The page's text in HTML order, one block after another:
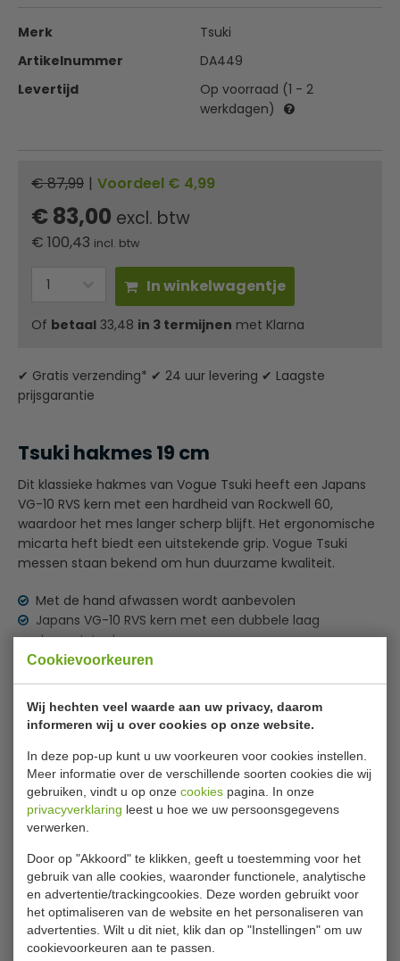
Cookievoorkeuren
Wij hechten veel waarde aan uw privacy, daarom
informeren wij u over cookies op onze website.
In deze pop-up kunt u uw voorkeuren voor cookies instellen.
Meer informatie over de verschillende soorten cookies die wij
gebruiken, vindt u op onze cookies pagina. In onze
privacyverklaring leest u hoe we uw persoonsgegevens
verwerken.
Door op "Akkoord" te klikken, geeft u toestemming voor het
gebruik van alle cookies, waaronder functionele, analytische
en advertentie/trackingcookies. Deze worden gebruikt voor
het optimaliseren van de website en het personaliseren van
advertenties. Wilt u dit niet, klik dan op "Instellingen" om uw
cookievoorkeuren aan te passen.
Merk
Tsuki
Artikelnummer
DA449
Levertijd
Op voorraad (1 - 2
werkdagen)
€ 87,99 | Voordeel € 4,99
€ 83,00 excl. btw
€ 100,43 incl. btw
In winkelwagentje
Of betaal 33,48 in 3 termijnen met Klarna
✔ Gratis verzending* ✔ 24 uur levering ✔ Laagste
prijsgarantie
Tsuki hakmes 19 cm
Dit klassieke hakmes van Vogue Tsuki heeft een Japans
VG-10 RVS kern met een hardheid van Rockwell 60,
waardoor het mes langer scherp blijft. Het ergonomische
micarta heft biedt een uitstekende grip. Vogue Tsuki
messen staan bekend om hun duurzame kwaliteit.
Met de hand afwassen wordt aanbevolen
Japans VG-10 RVS kern met een dubbele laag
damaststaal
De stalen kern in het lemmet is gehard tot een
Rockwell hardheid van 60
Zeer scherp, met meerdere lagen RVS
RVS kern bedekt met damaststaal, voor langdurige
Bijlages
Specificaties
Artikel
GADA449
Materiaal
RVS
Rockwell hardheid
60°
Gewicht
350 g